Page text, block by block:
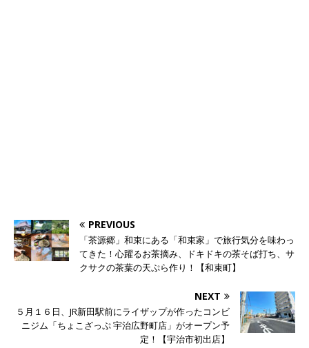
PREVIOUS
「茶源郷」和束にある「和束家」で旅行気分を味わっ
てきた！心躍るお茶摘み、ドキドキの茶そば打ち、サ
クサクの茶葉の天ぷら作り！【和束町】
NEXT
５月１６日、JR新田駅前にライザップが作ったコンビ
ニジム「ちょこざっぷ 宇治広野町店」がオープン予
定！【宇治市初出店】